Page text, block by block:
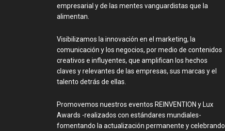
empresarial y de las mentes vanguardistas que la
alimentan.
Visibilizamos la innovación en el marketing, la
comunicación y los negocios, por medio de contenidos
creativos e influyentes, que amplifican los hechos
claves y relevantes de las empresas, sus marcas y el
talento detrás de ellas.
Promovemos nuestros eventos REINVENTION y Lux
Awards -realizados con estándares mundiales-
fomentando la actualización permanente y celebrando